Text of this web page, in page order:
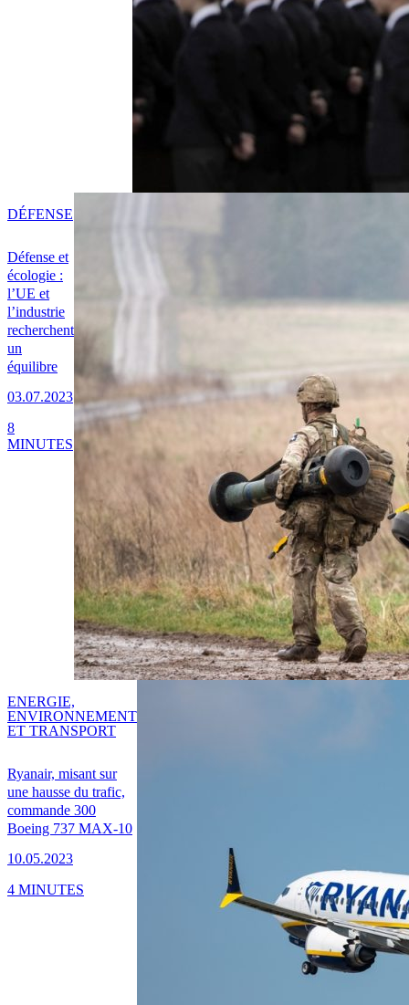
Défense et
écologie :
l’UE et
l’industrie
recherchent
un
équilibre
03.07.2023
DÉFENSE
8
MINUTES
Ryanair, misant sur
une hausse du trafic,
commande 300
Boeing 737 MAX-10
10.05.2023
ENERGIE,
ENVIRONNEMENT
ET TRANSPORT
4 MINUTES